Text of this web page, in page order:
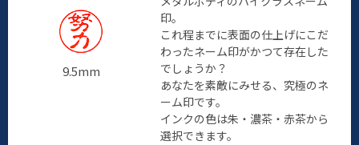
9.5mm
印。
これ程までに表面の仕上げにこだ
わったネーム印がかつて存在した
でしょうか？
あなたを素敵にみせる、究極のネ
ーム印です。
インクの色は朱・濃茶・赤茶から
選択できます。